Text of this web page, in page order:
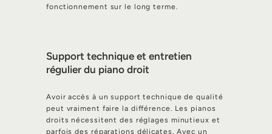
fonctionnement sur le long terme.
Support technique et entretien
régulier du piano droit
Avoir accès à un support technique de qualité
peut vraiment faire la différence. Les pianos
droits nécessitent des réglages minutieux et
parfois des réparations délicates. Avec un